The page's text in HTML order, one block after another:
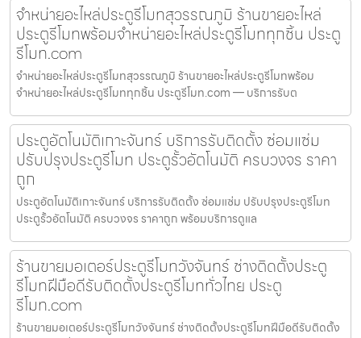
จำหน่ายอะไหล่ประตูรีโมทสุวรรณภูมิ ร้านขายอะไหล่
ประตูรีโมทพร้อมจำหน่ายอะไหล่ประตูรีโมททุกชิ้น ประตู
รีโมท.com
จำหน่ายอะไหล่ประตูรีโมทสุวรรณภูมิ ร้านขายอะไหล่ประตูรีโมทพร้อม
จำหน่ายอะไหล่ประตูรีโมททุกชิ้น ประตูรีโมท.com — บริการรับต
ประตูอัตโนมัติเกาะจันทร์ บริการรับติดตั้ง ซ่อมแซ่ม
ปรับปรุงประตูรีโมท ประตูรั้วอัตโนมัติ ครบวงจร ราคา
ถูก
ประตูอัตโนมัติเกาะจันทร์ บริการรับติดตั้ง ซ่อมแซ่ม ปรับปรุงประตูรีโมท
ประตูรั้วอัตโนมัติ ครบวงจร ราคาถูก พร้อมบริการดูแล
ร้านขายมอเตอร์ประตูรีโมทวังจันทร์ ช่างติดตั้งประตู
รีโมทฝีมือดีรับติดตั้งประตูรีโมททั่วไทย ประตู
รีโมท.com
ร้านขายมอเตอร์ประตูรีโมทวังจันทร์ ช่างติดตั้งประตูรีโมทฝีมือดีรับติดตั้ง